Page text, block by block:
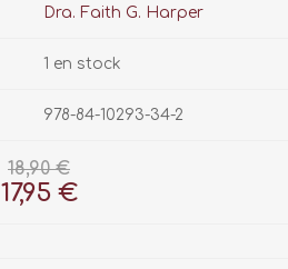
Dra. Faith G. Harper
1 en stock
978-84-10293-34-2
18,90 €
17,95 €